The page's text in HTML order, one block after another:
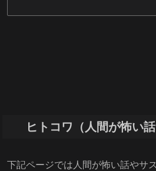
ヒトコワ（人間が怖い
下記ページでは人間が怖い話やサ